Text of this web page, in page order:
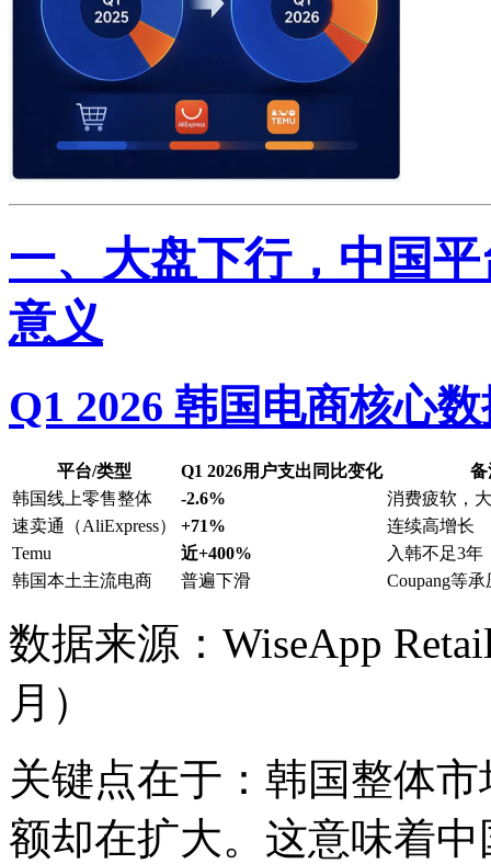
一、大盘下行，中国
意义
Q1 2026 韩国电商核心
平台/类型 Q1 2026用户支出同比变化
备
韩国线上零售整体
-2.6%
消费疲软，
速卖通（AliExpress）
+71%
连续高增长
Temu
近+400%
入韩不足3年
韩国本土主流电商
普遍下滑 Coupang等承
数据来源：WiseApp
月）
关键点在于：韩国整体
额却在扩大。这意味着